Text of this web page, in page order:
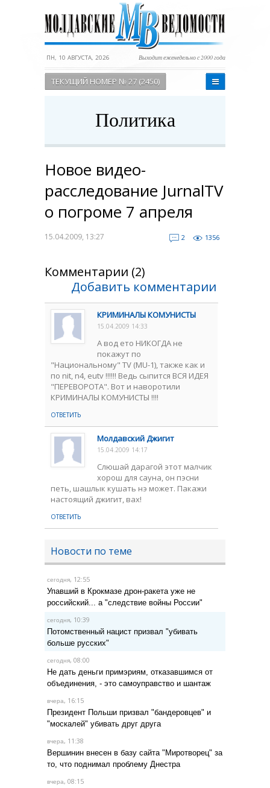
ПН, 10 АВГУСТА, 2026 Выходит еженедельно с 2000 года
ТЕКУЩИЙ НОМЕР № 27 (2450)
Политика
Новое видео-
расследование JurnalTV
о погроме 7 апреля
15.04.2009, 13:27 2 1356
Комментарии (2)
Добавить комментарии
КРИМИНАЛЫ КОМУНИСТЫ
15.04.2009 14:33
А вод ето НИКОГДА не
покажут по
"Национальному" ТV (MU-1), также как и
по nit, n4, eutv !!!!!! Ведь сыпится ВСЯ ИДЕЯ
"ПЕРЕВОРОТА". Вот и наворотили
КРИМИНАЛЫ КОМУНИСТЫ !!!!
ОТВЕТИТЬ
Молдавский Джигит
15.04.2009 14:17
Слюшай дарагой этот малчик
хорош для сауна, он пэсни
петь, шашлык кушать нэ может. Пакажи
настоящий джигит, вах!
ОТВЕТИТЬ
Новости по теме
сегодня, 12:55
Упавший в Крокмазе дрон-ракета уже не
российский... а "следствие войны России"
сегодня, 10:39
Потомственный нацист призвал "убивать
больше русских"
сегодня, 08:00
Не дать деньги примэриям, отказавшимся от
объединения, - это самоуправство и шантаж
вчера, 16:15
Президент Польши призвал "бандеровцев" и
"москалей" убивать друг друга
вчера, 11:38
Вершинин внесен в базу сайта "Миротворец" за
то, что поднимал проблему Днестра
вчера, 08:15